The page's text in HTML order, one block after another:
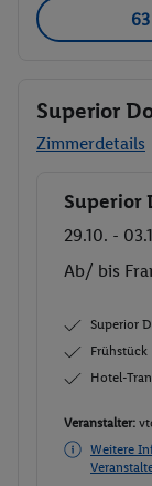
Superior
Zimmerdetails
Buchen
Superior
29.10. -
Ab/ bis
Superior
Frühstück
Hotel-
Veranstalter:
Weitere